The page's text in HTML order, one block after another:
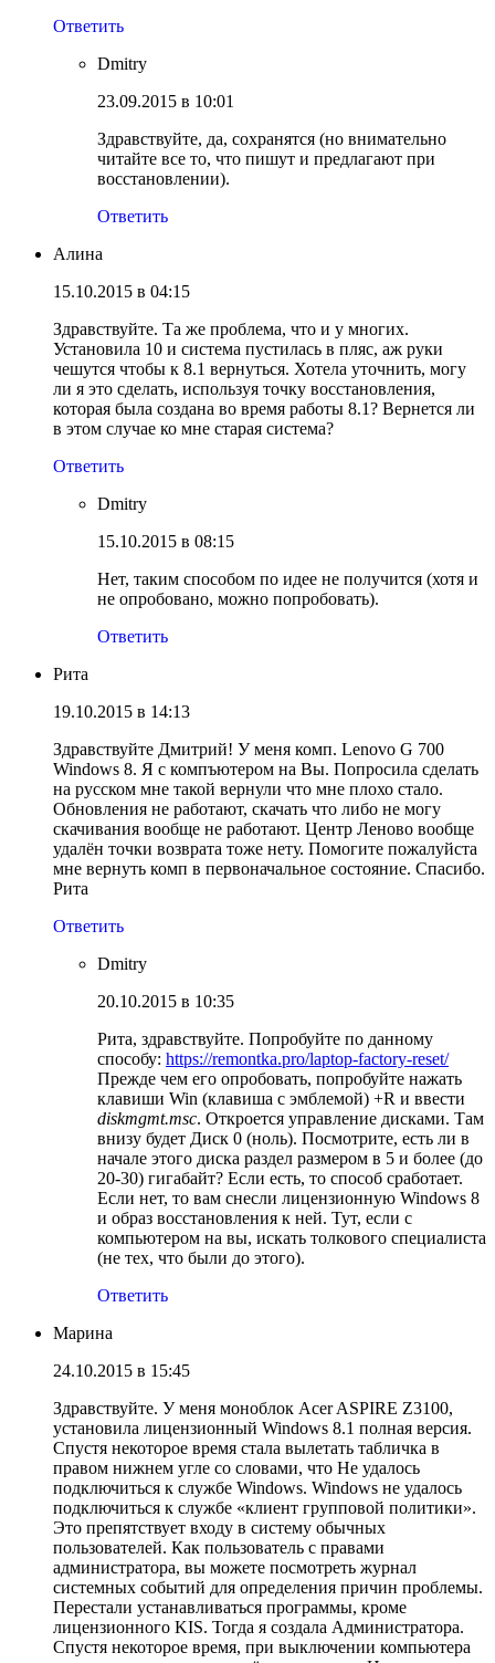
Ответить
Dmitry
23.09.2015 в 10:01
Здравствуйте, да, сохранятся (но внимательно
читайте все то, что пишут и предлагают при
восстановлении).
Ответить
Алина
15.10.2015 в 04:15
Здравствуйте. Та же проблема, что и у многих.
Установила 10 и система пустилась в пляс, аж руки
чешутся чтобы к 8.1 вернуться. Хотела уточнить, могу
ли я это сделать, используя точку восстановления,
которая была создана во время работы 8.1? Вернется ли
в этом случае ко мне старая система?
Ответить
Dmitry
15.10.2015 в 08:15
Нет, таким способом по идее не получится (хотя и
не опробовано, можно попробовать).
Ответить
Рита
19.10.2015 в 14:13
Здравствуйте Дмитрий! У меня комп. Lenovo G 700
Windows 8. Я с компъютером на Вы. Попросила сделать
на русском мне такой вернули что мне плохо стало.
Обновления не работают, скачать что либо не могу
скачивания вообще не работают. Центр Леново вообще
удалён точки возврата тоже нету. Помогите пожалуйста
мне вернуть комп в первоначальное состояние. Спасибо.
Рита
Ответить
Dmitry
20.10.2015 в 10:35
Рита, здравствуйте. Попробуйте по данному
способу: https://remontka.pro/laptop-factory-reset/
Прежде чем его опробовать, попробуйте нажать
клавиши Win (клавиша с эмблемой) +R и ввести
diskmgmt.msc. Откроется управление дисками. Там
внизу будет Диск 0 (ноль). Посмотрите, есть ли в
начале этого диска раздел размером в 5 и более (до
20-30) гигабайт? Если есть, то способ сработает.
Если нет, то вам снесли лицензионную Windows 8
и образ восстановления к ней. Тут, если с
компьютером на вы, искать толкового специалиста
(не тех, что были до этого).
Ответить
Марина
24.10.2015 в 15:45
Здравствуйте. У меня моноблок Acer ASPIRE Z3100,
установила лицензионный Windows 8.1 полная версия.
Спустя некоторое время стала вылетать табличка в
правом нижнем угле со словами, что Не удалось
подключиться к службе Windows. Windows не удалось
подключиться к службе «клиент групповой политики».
Это препятствует входу в систему обычных
пользователей. Как пользователь с правами
администратора, вы можете посмотреть журнал
системных событий для определения причин проблемы.
Перестали устанавливаться программы, кроме
лицензионного KIS. Тогда я создала Администратора.
Спустя некоторое время, при выключении компьютера